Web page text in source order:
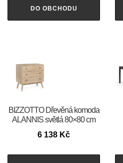
DO OBCHODU
BIZZOTTO Dřevěná komoda
ALANNIS světlá 80×80 cm
6 138 Kč